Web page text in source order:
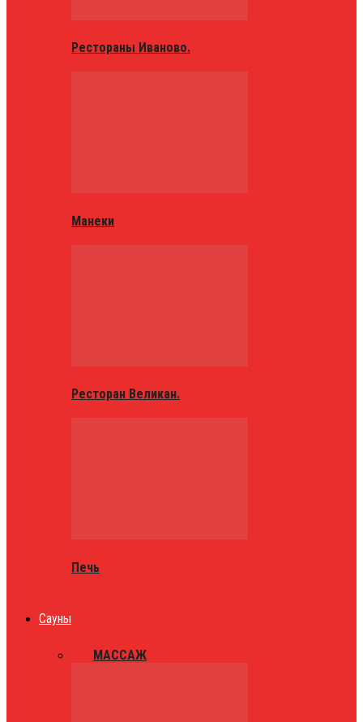
Рестораны Иваново.
Манеки
Ресторан Великан.
Печь
Сауны
МАССАЖ